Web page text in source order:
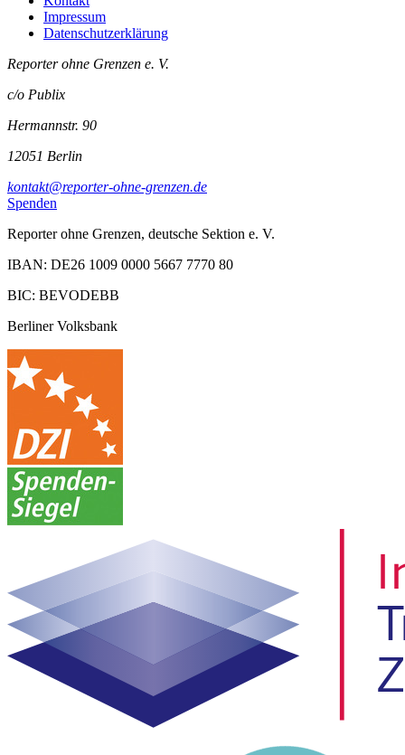
Impressum
Datenschutzerklärung
Reporter ohne Grenzen e. V.
c/o Publix
Hermannstr. 90
12051 Berlin
kontakt@reporter-ohne-grenzen.de
Spenden
Reporter ohne Grenzen, deutsche Sektion e. V.
IBAN: DE26 1009 0000 5667 7770 80
BIC: BEVODEBB
Berliner Volksbank